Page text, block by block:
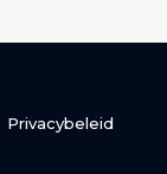
Privacybeleid